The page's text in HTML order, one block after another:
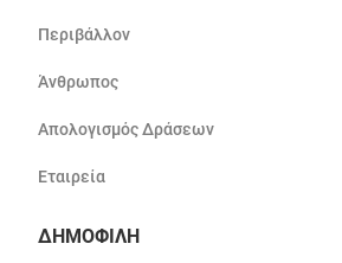
Περιβάλλον
Άνθρωπος
Απολογισμός Δράσεων
Εταιρεία
ΔΗΜΟΦΙΛΗ